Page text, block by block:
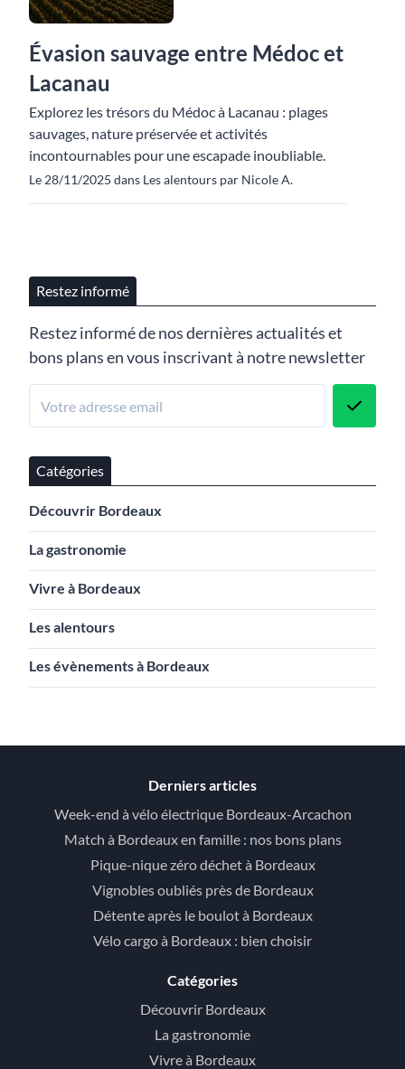
Évasion sauvage entre Médoc et
Lacanau
Explorez les trésors du Médoc à Lacanau : plages
sauvages, nature préservée et activités
incontournables pour une escapade inoubliable.
Le 28/11/2025 dans Les alentours par Nicole A.
Restez informé
Restez informé de nos dernières actualités et
bons plans en vous inscrivant à notre newsletter
Catégories
Découvrir Bordeaux
La gastronomie
Vivre à Bordeaux
Les alentours
Les évènements à Bordeaux
Derniers articles
Week-end à vélo électrique Bordeaux-Arcachon
Match à Bordeaux en famille : nos bons plans
Pique-nique zéro déchet à Bordeaux
Vignobles oubliés près de Bordeaux
Détente après le boulot à Bordeaux
Vélo cargo à Bordeaux : bien choisir
Catégories
Découvrir Bordeaux
La gastronomie
Vivre à Bordeaux